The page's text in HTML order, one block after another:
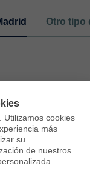
Utilizamos cookies
más
su
de nuestros
Otro tipo